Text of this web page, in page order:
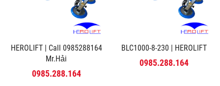
HEROLIFT | Call 0985288164
Mr.Hải
0985.288.164
BLC1000-8-230 | HEROLIFT
0985.288.164